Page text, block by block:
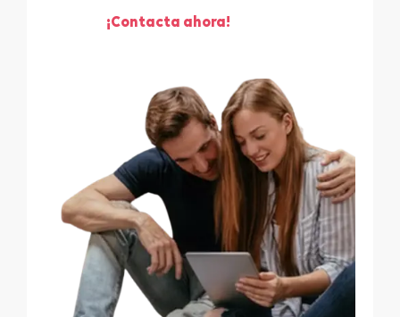
¡Contacta ahora!